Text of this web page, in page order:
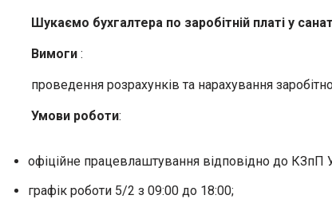
Шукаємо бухгалтера по заробітній платі у
Вимоги :
проведення розрахунків та нарахування
Умови роботи:
офіційне працевлаштування відповідно до КЗпП
графік роботи 5/2 з 09:00 до 18:00;